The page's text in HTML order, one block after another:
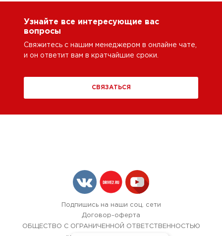
Узнайте все интересующие вас
вопросы
Свяжитесь с нашим менеджером в онлайне чате,
и он ответит вам в кратчайшие сроки.
СВЯЗАТЬСЯ
Подпишись на наши соц. сети
Договор-оферта
ОБЩЕСТВО С ОГРАНИЧЕННОЙ ОТВЕТСТВЕННОСТЬЮ